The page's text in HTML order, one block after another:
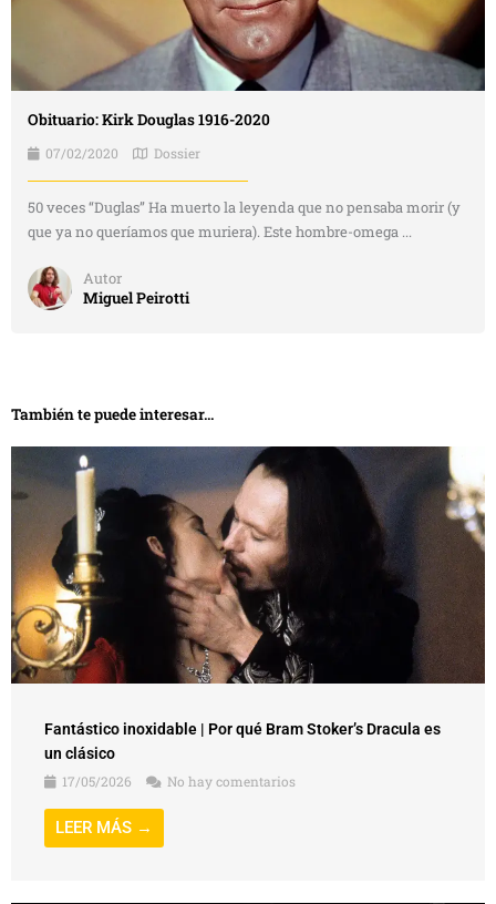
Obituario: Kirk Douglas 1916-2020
07/02/2020 Dossier
50 veces “Duglas” Ha muerto la leyenda que no pensaba morir (y
que ya no queríamos que muriera). Este hombre-omega ...
Autor
Miguel Peirotti
También te puede interesar...
Fantástico inoxidable | Por qué Bram Stoker’s Dracula es
un clásico
17/05/2026
No hay comentarios
LEER MÁS →